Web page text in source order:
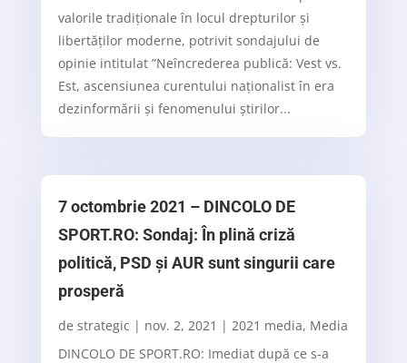
valorile tradiționale în locul drepturilor și
libertăților moderne, potrivit sondajului de
opinie intitulat ”Neîncrederea publică: Vest vs.
Est, ascensiunea curentului naționalist în era
dezinformării și fenomenului știrilor...
7 octombrie 2021 – DINCOLO DE
SPORT.RO: Sondaj: În plină criză
politică, PSD și AUR sunt singurii care
prosperă
de strategic | nov. 2, 2021 | 2021 media, Media
DINCOLO DE SPORT.RO: Imediat după ce s-a